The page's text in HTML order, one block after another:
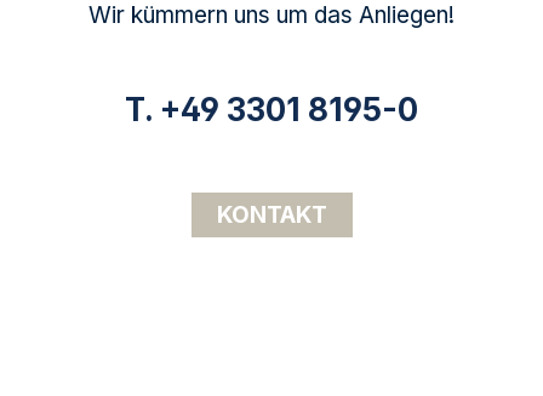
Wir kümmern uns um das Anliegen!
T. +49 3301 8195-0
KONTAKT